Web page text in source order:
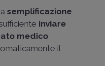
semplificazione
inviare
medico
il